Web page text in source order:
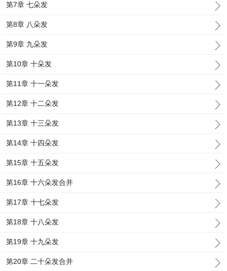
第7章 七朵发
第8章 八朵发
第9章 九朵发
第10章 十朵发
第11章 十一朵发
第12章 十二朵发
第13章 十三朵发
第14章 十四朵发
第15章 十五朵发
第16章 十六朵发合并
第17章 十七朵发
第18章 十八朵发
第19章 十九朵发
第20章 二十朵发合并